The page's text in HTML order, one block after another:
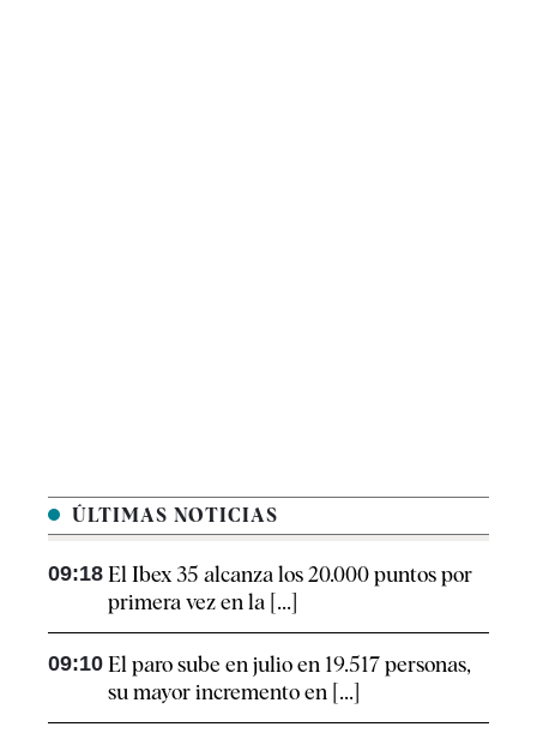
ÚLTIMAS NOTICIAS
09:18 El Ibex 35 alcanza los 20.000 puntos por
primera vez en la [...]
09:10 El paro sube en julio en 19.517 personas,
su mayor incremento en [...]